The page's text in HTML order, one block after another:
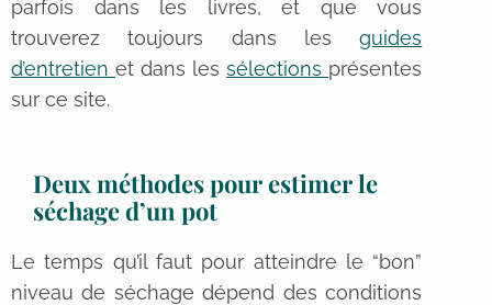
parfois dans les livres, et que vous
trouverez toujours dans lesguides
d’entretienet dans lessélections présentes
sur ce site.
Deux méthodes pour estimer le
séchage d’un pot
Le temps qu’il faut pour atteindre le “bon”
niveau de séchage dépend des conditions